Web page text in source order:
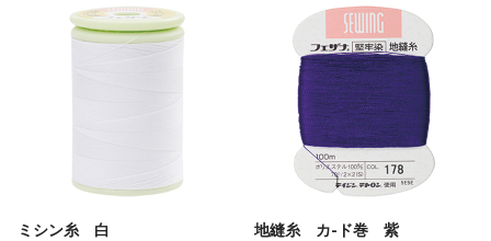
ミシン糸 白 地縫糸 カ-ド巻 紫